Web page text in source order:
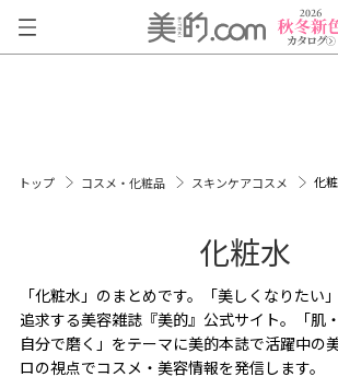
トップ コスメ・化粧品 スキンケアコスメ 化
化粧水
「化粧水」のまとめです。「美しくなりたい
追求する美容雑誌『美的』公式サイト。「肌
自分で磨く」をテーマに美的本誌で活躍中の
ロの視点でコスメ・美容情報を発信します。